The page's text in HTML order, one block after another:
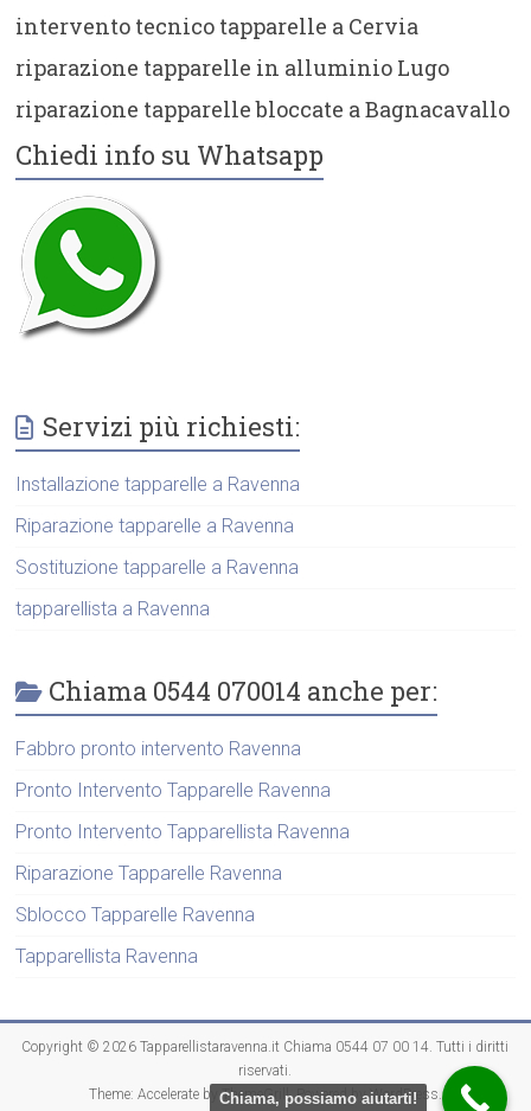
intervento tecnico tapparelle a Cervia
riparazione tapparelle in alluminio Lugo
riparazione tapparelle bloccate a Bagnacavallo
Chiedi info su Whatsapp
Servizi più richiesti:
Installazione tapparelle a Ravenna
Riparazione tapparelle a Ravenna
Sostituzione tapparelle a Ravenna
tapparellista a Ravenna
Chiama 0544 070014 anche per:
Fabbro pronto intervento Ravenna
Pronto Intervento Tapparelle Ravenna
Pronto Intervento Tapparellista Ravenna
Riparazione Tapparelle Ravenna
Sblocco Tapparelle Ravenna
Tapparellista Ravenna
Copyright © 2026Tapparellistaravenna.it Chiama 0544 07 00 14 . Tutti i diritti
riservati.
Theme: Accelerateby ThemeGrill. Powered byWordPress
Chiama, possiamo aiutarti!